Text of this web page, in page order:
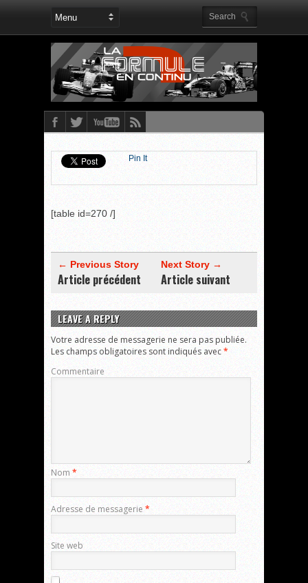
Pin It
[table id=270 /]
← Previous Story
Article précédent
Next Story →
Article suivant
LEAVE A REPLY
Votre adresse de messagerie ne sera pas publiée.
Les champs obligatoires sont indiqués avec*
Commentaire
Nom *
Adresse de messagerie *
Site web